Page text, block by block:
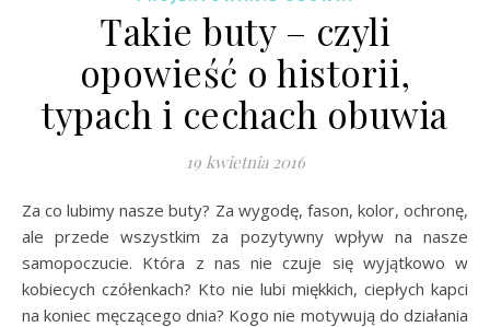
Takie buty – czyli
opowieść o historii,
typach i cechach obuwia
19 kwietnia 2016
Za co lubimy nasze buty? Za wygodę, fason, kolor, ochronę,
ale przede wszystkim za pozytywny wpływ na nasze
samopoczucie. Która z nas nie czuje się wyjątkowo w
kobiecych czółenkach? Kto nie lubi miękkich, ciepłych kapci
na koniec męczącego dnia? Kogo nie motywują do działania